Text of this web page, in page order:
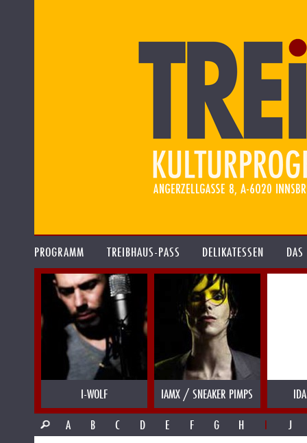
PROGRAMM TREIBHAUS-PASS DELIKATESSEN
I-WOLF IAMX / SNEAKER PIMPS
A
B C D E F G H I J